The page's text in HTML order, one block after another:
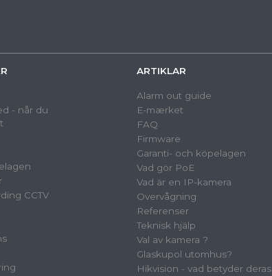
- når du
CCTV
ARTIKLAR
Alarm out guide
E-mærket
FAQ
Firmware
Garanti- och köpelagen
Vad gör PoE
Vad är en IP-kamera
Overvågning
Referenser
Teknisk hjälp
Val av kamera ?
Glaskupol utomhus?
Hikvision - vad betyder deras